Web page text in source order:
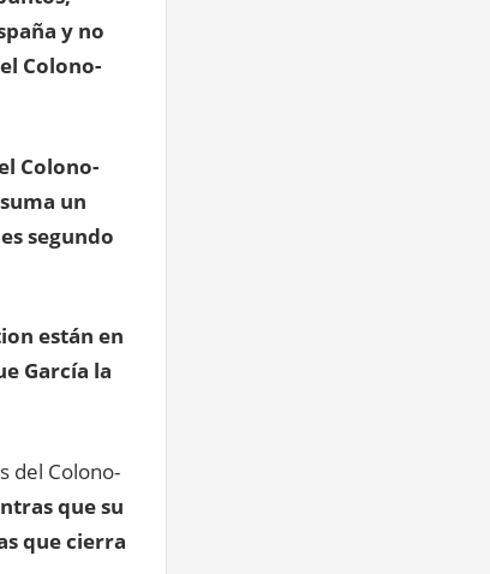
y no
Colono-
Colono-
un
segundo
están en
García la
del Colono-
que su
que cierra